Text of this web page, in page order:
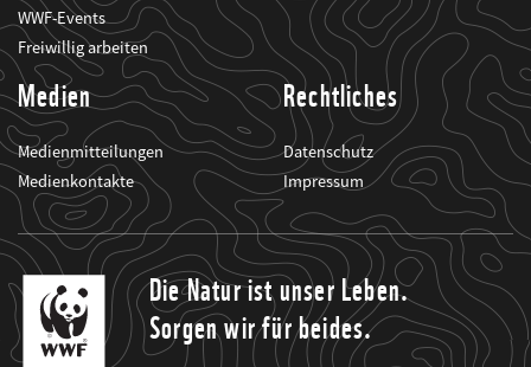
WWF-Events
Freiwillig arbeiten
Medien
Medienmitteilungen
Medienkontakte
Rechtliches
Datenschutz
Impressum
Die Natur ist unser Leben.
Sorgen wir für beides.